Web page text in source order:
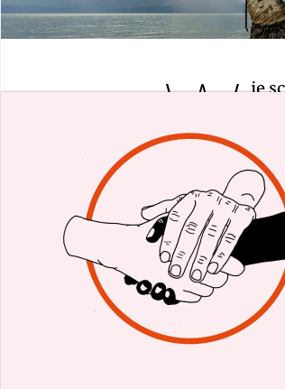
epaper login
W ie
seinen
Weil es
streben
nicht leicht
wird ihm zur